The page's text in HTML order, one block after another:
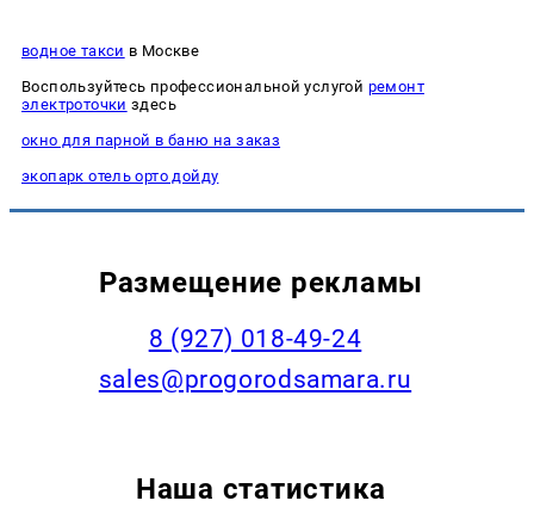
водное такси в Москве
Воспользуйтесь профессиональной услугой ремонт
электроточки здесь
окно для парной в баню на заказ
экопарк отель орто дойду
Размещение рекламы
8 (927) 018-49-24
sales@progorodsamara.ru
Наша статистика